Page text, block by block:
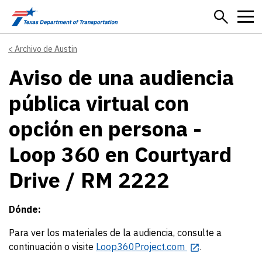
Skip to main content
Archivo de Austin
Aviso de una audiencia
pública virtual con
opción en persona -
Loop 360 en Courtyard
Drive / RM 2222
Dónde:
Para ver los materiales de la audiencia, consulte a
continuación o visite Loop360Project.com
.